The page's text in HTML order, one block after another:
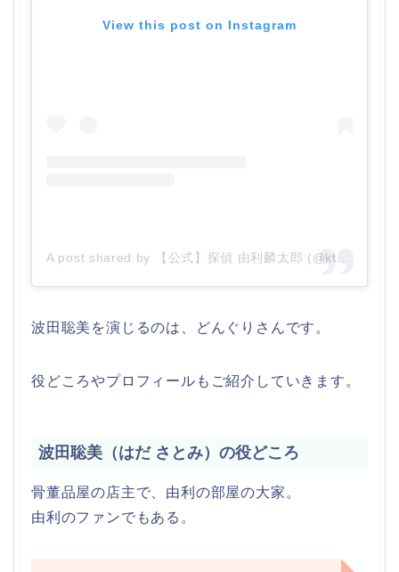
View this post on Instagram
波田聡美を演じるのは、どんぐりさんです。
役どころやプロフィールもご紹介していきます。
波田聡美（はだ さとみ）の役どころ
骨董品屋の店主で、由利の部屋の大家。
由利のファンでもある。